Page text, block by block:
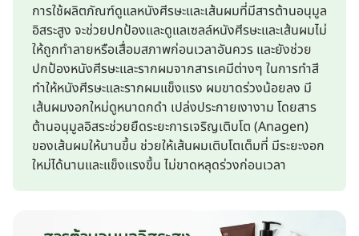
การใช้ผลิตภัณฑ์ดูแลหนังศีรษะและเส้นผมที่มีสารต้านอนุมูล
อิสระสูง จะช่วยปกป้องและดูแลเซลล์หนังศีรษะและเส้นผมไม่
ให้ถูกทำลายหรือเสื่อมสภาพก่อนเวลาอันควร และยังช่วย
ปกป้องหนังศีรษะและรากผมจากสารเคมีต่างๆ ในการทำสี
ทำให้หนังศีรษะและรากผมแข็งแรง ผมขาดร่วงน้อยลง มี
เส้นผมงอกใหม่ดูหนาดกดำ เปล่งประกายเงางาม โดยสาร
ต้านอนุมูลอิสระช่วยยืดระยะการเจริญเติบโต (Anagen)
ของเส้นผมให้นานขึ้น ช่วยให้เส้นผมเติบโตเต็มที่ มีระยะงอก
ใหม่ได้นานและแข็งแรงขึ้น ไม่ขาดหลุดร่วงก่อนเวลา